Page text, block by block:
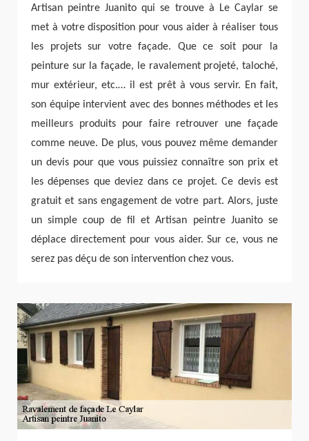
Artisan peintre Juanito qui se trouve à Le Caylar se
met à votre disposition pour vous aider à réaliser tous
les projets sur votre façade. Que ce soit pour la
peinture sur la façade, le ravalement projeté, taloché,
mur extérieur, etc.… il est prêt à vous servir. En fait,
son équipe intervient avec des bonnes méthodes et les
meilleurs produits pour faire retrouver une façade
comme neuve. De plus, vous pouvez même demander
un devis pour que vous puissiez connaître son prix et
les dépenses que deviez dans ce projet. Ce devis est
gratuit et sans engagement de votre part. Alors, juste
un simple coup de fil et Artisan peintre Juanito se
déplace directement pour vous aider. Sur ce, vous ne
serez pas déçu de son intervention chez vous.